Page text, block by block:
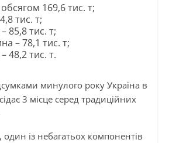
169,6 тис. т;
тис. т;
85,8 тис. т;
– 78,1 тис. т;
48,2 тис. т.
минулого року Україна в
3 місце серед традиційних
із небагатьох компонентів